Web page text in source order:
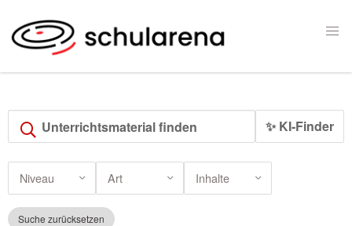
✨ KI-Finder
Niveau Art Inhalte
Suche zurücksetzen